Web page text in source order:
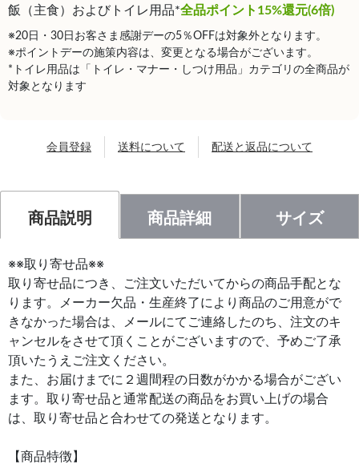
飯（主食）およびトイレ用品*全品ポイント15%還元(6倍)
※20日・30日お客さま感謝デーの5％OFFは対象外となります。
※ポイントデーの施策内容は、変更となる場合がございます。
*トイレ用品は「トイレ・マナー・しつけ用品」カテゴリの全商品が
対象となります
会員登録 送料について 配送と返品について
商品説明 商品詳細 サイズ
※※取り寄せ品※※
取り寄せ品につき、ご注文いただいてからの商品手配とな
ります。メーカー欠品・生産終了により商品のご用意がで
きなかった場合は、メールにてご連絡したのち、注文のキ
ャンセルをさせて頂くことがございますので、予めご了承
頂いたうえご注文ください。
また、お届けまでに２週間程の日数がかかる場合がござい
ます。取り寄せ品と通常配送の商品をお買い上げの場合
は、取り寄せ品と合わせての発送となります。
【商品特徴】